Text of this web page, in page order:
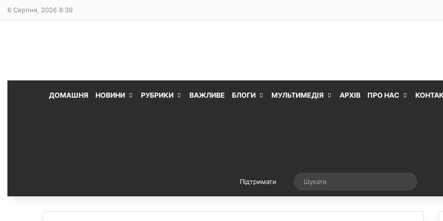
6 Серпня, 2026 8:39
ДОМАШНЯ НОВИНИ РУБРИКИ ВАЖЛИВЕ БЛОГИ МУЛЬТИМЕДІЯ АРХІВ ПРО НАС
Підтримати Випадкова стаття